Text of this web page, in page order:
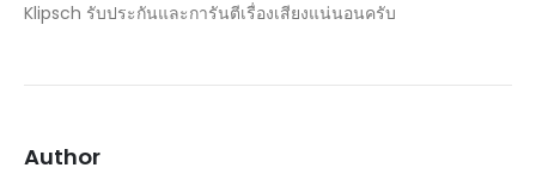
Klipsch รับประกันและการันตีเรื่องเสียงแน่นอนครับ
Author